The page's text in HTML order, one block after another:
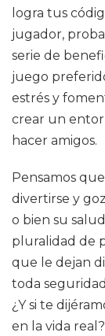
logra tus
jugador,
serie de
juego
estrés y
crear un
hacer amigos.
Pensamos
divertirse y
o bien su
pluralidad de
que le dejan
toda
¿Y si te
en la vida